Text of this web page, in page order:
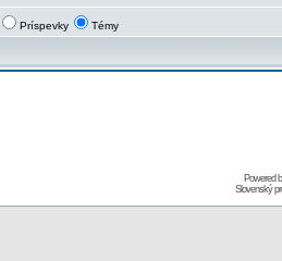
Príspevky Témy
Powered
Slovenský